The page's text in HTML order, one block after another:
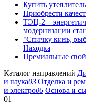
Купить
Приобрести
ТЭЦ-2 –
модернизации
"Спичку кинь,
Находка
Премиальные
Каталог направлений
и наука03 Отделка и
и электро06 Основа и
01